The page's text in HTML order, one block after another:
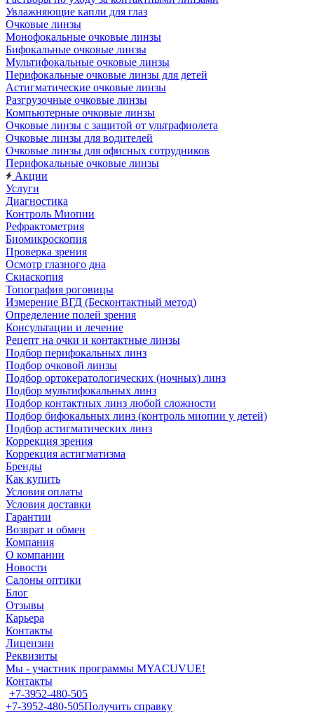
Увлажняющие капли для глаз
Очковые линзы
Монофокальные очковые линзы
Бифокальные очковые линзы
Мультифокальные очковые линзы
Перифокальные очковые линзы для детей
Астигматические очковые линзы
Разгрузочные очковые линзы
Компьютерные очковые линзы
Очковые линзы с защитой от ультрафиолета
Очковые линзы для водителей
Очковые линзы для офисных сотрудников
Перифокальные очковые линзы
Акции
Услуги
Диагностика
Контроль Миопии
Рефрактометрия
Биомикроскопия
Проверка зрения
Осмотр глазного дна
Скиаскопия
Топография роговицы
Измерение ВГД (Бесконтактный метод)
Определение полей зрения
Консультации и лечение
Рецепт на очки и контактные линзы
Подбор перифокальных линз
Подбор очковой линзы
Подбор ортокератологических (ночных) линз
Подбор мультифокальных линз
Подбор контактных линз любой сложности
Подбор бифокальных линз (контроль миопии у детей)
Подбор астигматических линз
Коррекция зрения
Коррекция астигматизма
Бренды
Как купить
Условия оплаты
Условия доставки
Гарантии
Возврат и обмен
Компания
О компании
Новости
Салоны оптики
Блог
Отзывы
Карьера
Контакты
Лицензии
Реквизиты
Мы - участник программы MYACUVUE!
Контакты
+7-3952-480-505
+7-3952-480-505Получить справку